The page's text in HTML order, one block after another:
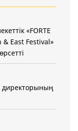
«FORTE
East Festival»
директорының